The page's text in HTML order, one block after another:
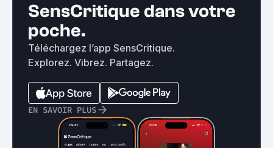
SensCritique dans votre
poche.
Téléchargez l’app SensCritique.
Explorez. Vibrez. Partagez.
EN SAVOIR PLUS